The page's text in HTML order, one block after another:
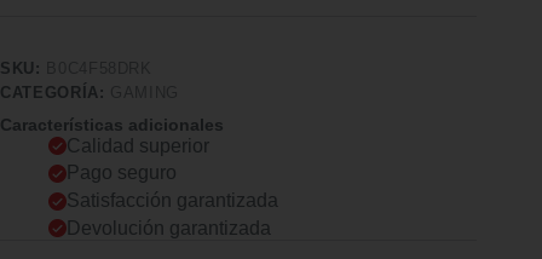
SKU:
CATEGORÍA:
Características adicionales
Calidad superior
Pago seguro
Satisfacción garantizada
Devolución garantizada